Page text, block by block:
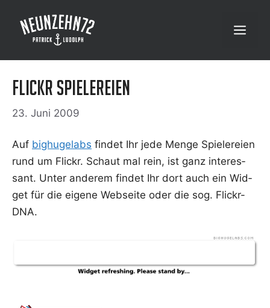
Inhalt
springen
Menü
Flickr Spielereien
23. Juni 2009
Auf big­hu­gelabs fin­det Ihr jede Men­ge Spie­le­rei­en
rund um Flickr. Schaut mal rein, ist ganz inter­es­
sant. Unter ande­rem fin­det Ihr dort auch ein Wid­
get für die eige­ne Web­sei­te oder die sog. Flickr-
DNA.